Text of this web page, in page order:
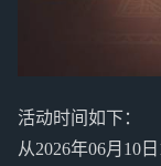
活动时间如下：
从2026年06月10日